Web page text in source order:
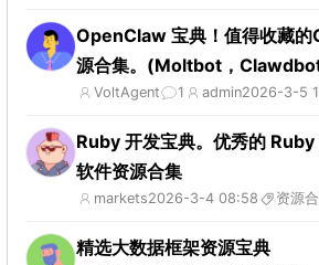
OpenClaw 宝典！值得收藏
源合集。(Moltbot，
VoltAgent 1 admin2026-3-5
Ruby 开发宝典。优秀的
软件资源合集
markets2026-3-4 08:58 资源
精选大数据框架资源宝典